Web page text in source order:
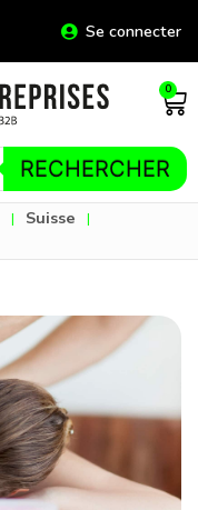
Se connecter
0
RECHERCHER
| Suisse |